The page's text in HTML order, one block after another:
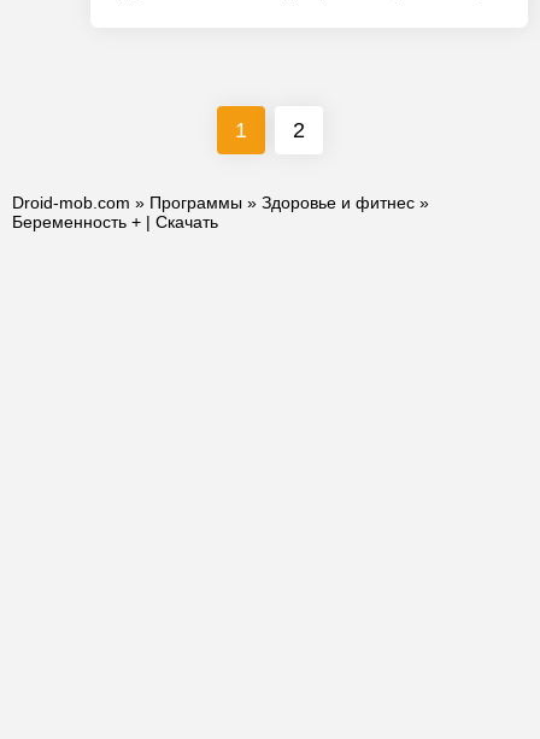
1 2
Droid-mob.com » Программы » Здоровье и фитнес »
Беременность + | Скачать